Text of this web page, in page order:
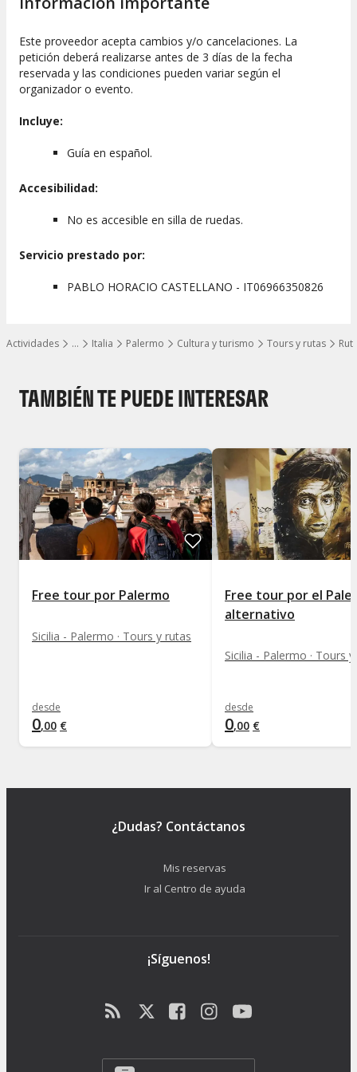
…
Mostrar todos los niveles
Actividades Italia Palermo Cultura y turismo Tours y rutas
Este proveedor acepta cambios y/o cancelaciones. La
petición deberá realizarse antes de 3 días de la fecha
reservada y las condiciones pueden variar según el
organizador o evento.
Incluye:
Guía en español.
Accesibilidad:
No es accesible en silla de ruedas.
Servicio prestado por:
PABLO HORACIO CASTELLANO - IT06966350826
TAMBIÉN TE PUEDE INTERESAR
Free tour por Palermo
Sicilia - Palermo · Tours y rutas
desde
0,00 €
Free tour por el
alternativo
Sicilia - Palermo · Tours
desde
0,00 €
¿Dudas? Contáctanos
Mis reservas
Ir al Centro de ayuda
¡Síguenos!